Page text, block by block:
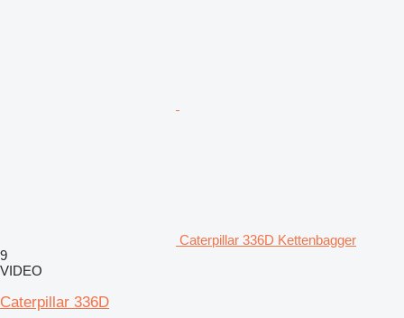
Caterpillar 336D Kettenbagger
9
VIDEO
Caterpillar 336D